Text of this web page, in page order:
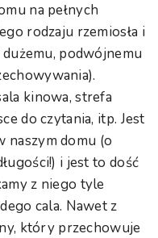
na pełnych
rodzaju rzemiosła i
podwójnemu
kinowa, strefa
do czytania, itp. Jest
naszym domu (o
i jest to dość
z niego tyle
cala. Nawet z
który przechowuje